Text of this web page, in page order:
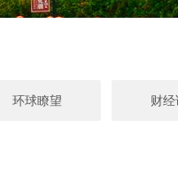
环球瞭望 财